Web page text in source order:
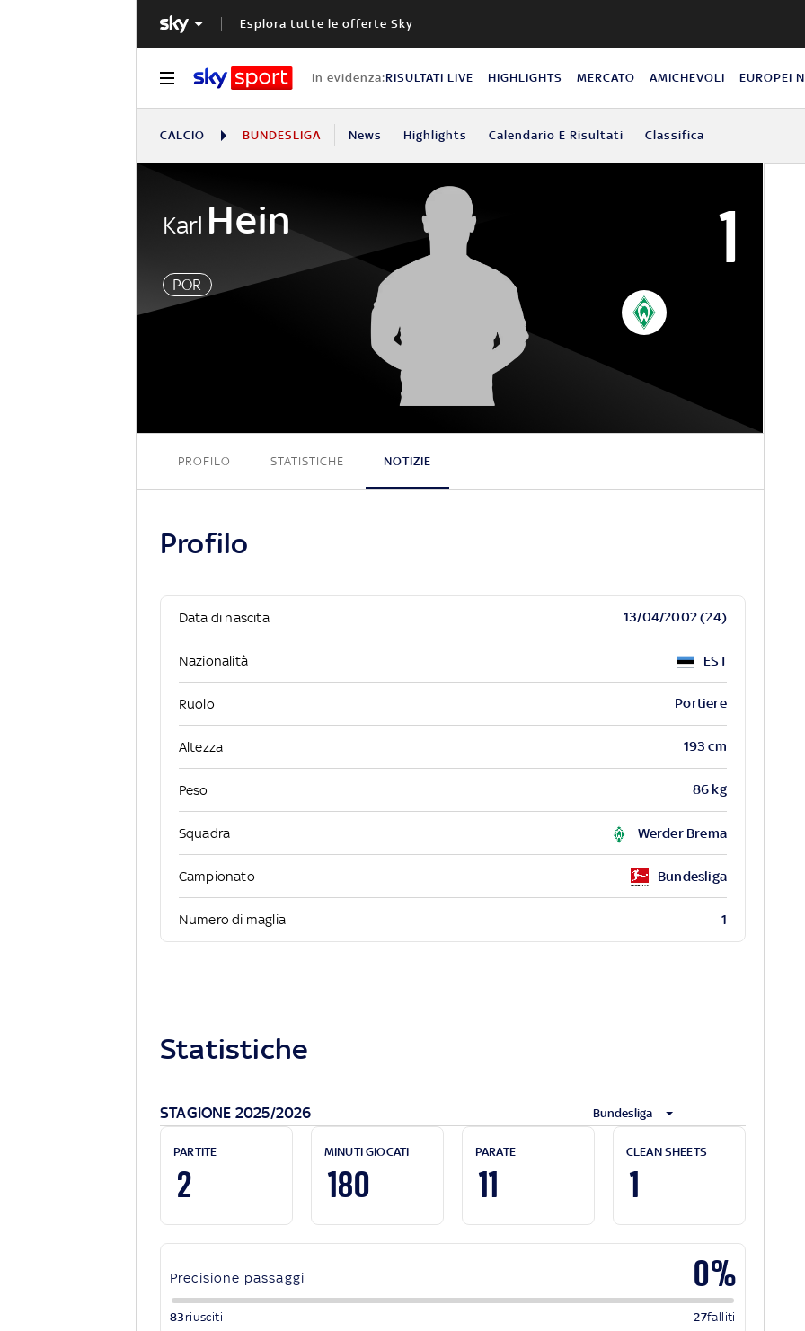
Esplora tutte le offerte Sky
In evidenza:RISULTATI LIVE HIGHLIGHTS MERCATO AMICHEVOLI EUROPEI
CALCIO BUNDESLIGA News Highlights Calendario E Risultati Classifica
Karl Hein
POR
1
Karl Hein
PROFILO STATISTICHE NOTIZIE
Profilo
Data di nascita 13/04/2002 (24)
Nazionalità EST
Ruolo Portiere
Altezza 193 cm
Peso 86 kg
Squadra Werder Brema
Campionato Bundesliga
Numero di maglia 1
Statistiche
STAGIONE 2025/2026 Bundesliga
PARTITE
2
MINUTI GIOCATI
180
PARATE
11
CLEAN SHEETS
1
Precisione passaggi 0%
83 riusciti 27falliti